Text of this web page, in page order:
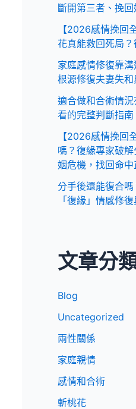
斷開第三者、挽
【2026感情挽回
花真能救回死局
家庭感情修復靠
根源修復夫妻失
適合做和合術情
看的完整判斷指南
【2026感情挽回
嗎？復緣專家破
姻危機，找回命中
分手後還能復合
「復緣」情感修
文章分
Blog
Uncategorized
兩性關係
家庭親情
感情和合術
斬桃花